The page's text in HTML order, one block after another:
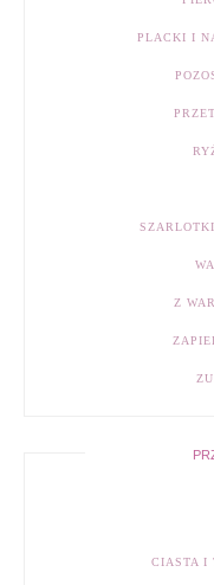
PLACKI I
Z
CIASTA I